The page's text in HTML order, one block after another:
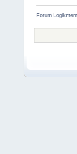
Forum